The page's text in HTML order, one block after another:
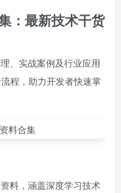
：最新技术干货
、实战案例及行业应用
程，助力开发者快速掌
料，涵盖深度学习技术